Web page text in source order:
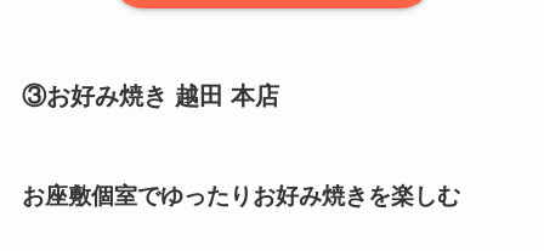
③お好み焼き 越田 本店
お座敷個室でゆったりお好み焼きを楽しむ